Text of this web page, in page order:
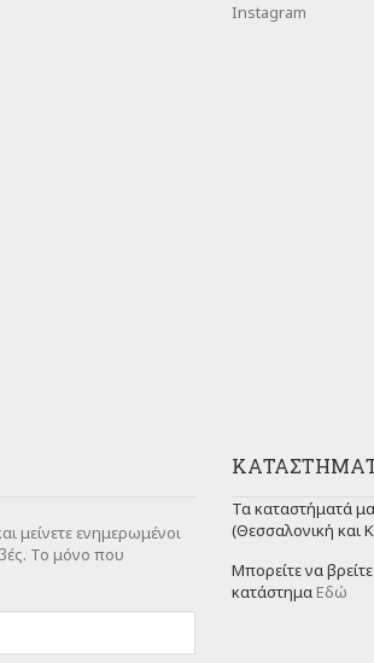
Instagram
μείνετε ενημερωμένοι
Το μόνο που
Τα καταστήματά
(Θεσσαλονική και
Μπορείτε να
κατάστημα Εδώ